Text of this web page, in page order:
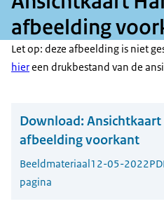
afbeelding
Let op: deze afbeelding is niet
hiereen drukbestand van de
Download:
afbeelding voorkant
Beeldmateriaal 12-05-2022
pagina